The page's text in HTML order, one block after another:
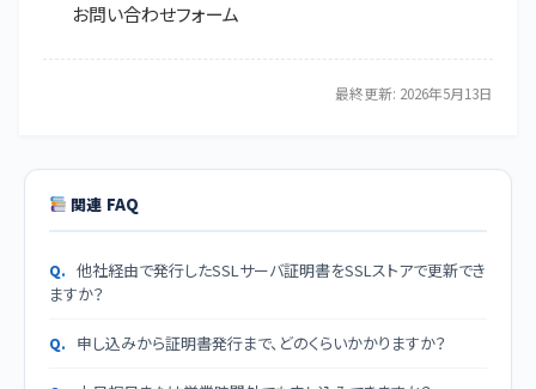
関連 FAQ
他社経由で発行したSSLサーバ証明書をSSLストアで更新でき
ますか？
申し込みから証明書発行まで、どのくらいかかりますか？
お問い合わせフォーム
最終更新: 2026年5月13日